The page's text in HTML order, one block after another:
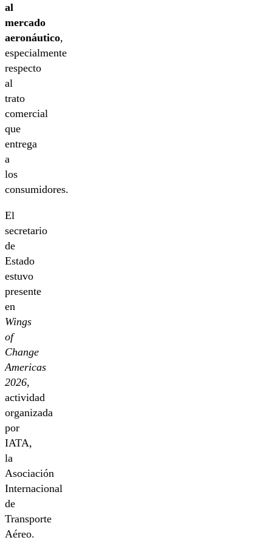
al
mercado
aeronáutico,
especialmente
respecto
al
trato
comercial
que
entrega
a
los
consumidores.
El
secretario
de
Estado
estuvo
presente
en
Wings
of
Change
Americas
2026,
actividad
organizada
por
IATA,
la
Asociación
Internacional
de
Transporte
Aéreo.